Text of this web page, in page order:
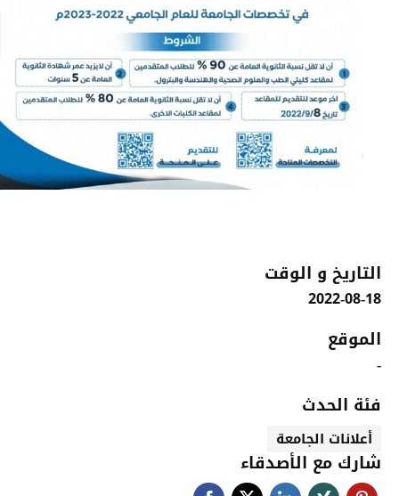
التاريخ و الوقت
2022-08-18
الموقع
-
فئة الحدث
أعلانات الجامعة
شارك مع الأصدقاء